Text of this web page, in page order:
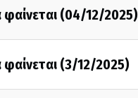
(04/12/2025)
(3/12/2025)